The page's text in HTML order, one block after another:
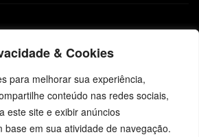
& Cookies
para melhorar sua experiência,
conteúdo nas redes sociais,
este site e exibir anúncios
base em sua atividade de navegação.